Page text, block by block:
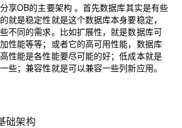
享OB的主要架构 。首先数据库其实是有些
就是稳定性就是这个数据库本身要稳定，
不同的需求。比如扩展性，就是数据库可
性能等等；或者它的高可用性能，数据库
性能是各性能要尽可能的好；低成本就是
些；兼容性就是可以兼容一些列新应用。
础架构